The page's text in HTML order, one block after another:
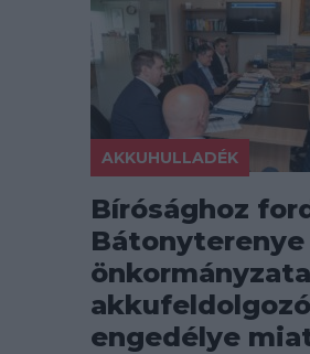
AKKUHULLADÉK
Bírósághoz
Bátonyterenye
engedélye